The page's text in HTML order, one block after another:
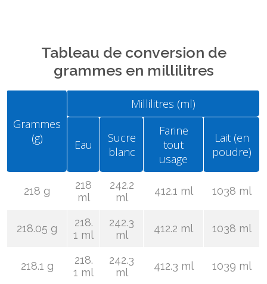
Tableau de conversion de
grammes en millilitres
Grammes
(g)
Millilitres (ml)
Eau
Sucre
blanc
Farine
tout
usage
Lait (en
poudre)
218 g
218
ml
242.2
ml
412.1 ml 1038 ml
218.05 g
218.
1 ml
242.3
ml
412.2 ml 1038 ml
218.1 g
218.
1 ml
242.3
ml
412.3 ml 1039 ml